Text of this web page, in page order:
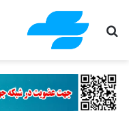
جستجو برای